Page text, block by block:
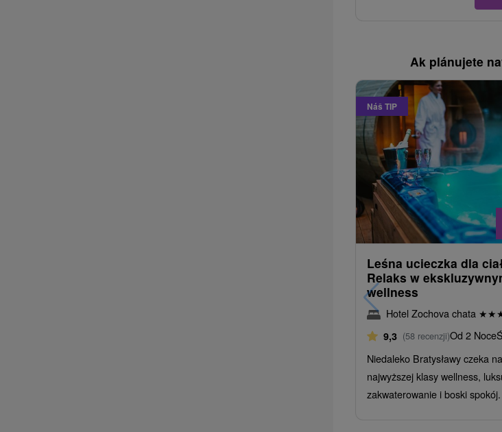
Ak plánujete
Náš TIP
Leśna ucieczka dla
Relaks w
wellness
Hotel Zochova chata ★★
9,3 (58 recenzji)Od 2 Noce
Niedaleko Bratysławy czeka
najwyższej klasy wellness,
zakwaterowanie i boski spokój.